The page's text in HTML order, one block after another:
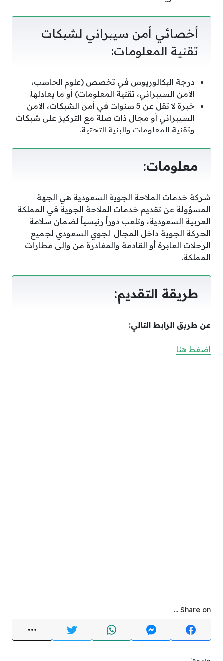
أخصائي أمن سيبراني لشبكات
تقنية المعلومات:
درجة البكالوريوس في تخصص (علوم الحاسب،
الأمن السيبراني، تقنية المعلومات) أو ما يعادلها.
خبرة لا تقل عن 5 سنوات في أمن الشبكات، الأمن
السيبراني أو مجال ذات صلة مع التركيز على شبكات
وتقنية المعلومات والبنية التحتية.
معلومات:
شركة خدمات الملاحة الجوية السعودية هي الجهة
المسؤولة عن تقديم خدمات الملاحة الجوية في المملكة
العربية السعودية، وتلعب دوراً رئيسياً لضمان سلامة
الحركة الجوية داخل المجال الجوي السعودي لجميع
الرحلات العابرة أو القادمة والمغادرة من وإلى مطارات
المملكة.
طريقة التقديم:
عن طريق الرابط التالي:
اضغط هنا
Share on ...